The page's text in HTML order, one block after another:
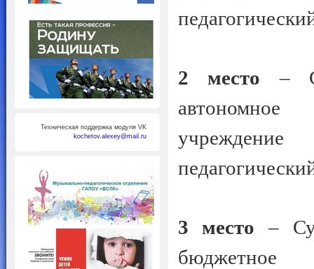
2 место –
автономное
3 место –
бюджетное
Техническая поддержка модуля VK
kochetov.alexey@mail.ru